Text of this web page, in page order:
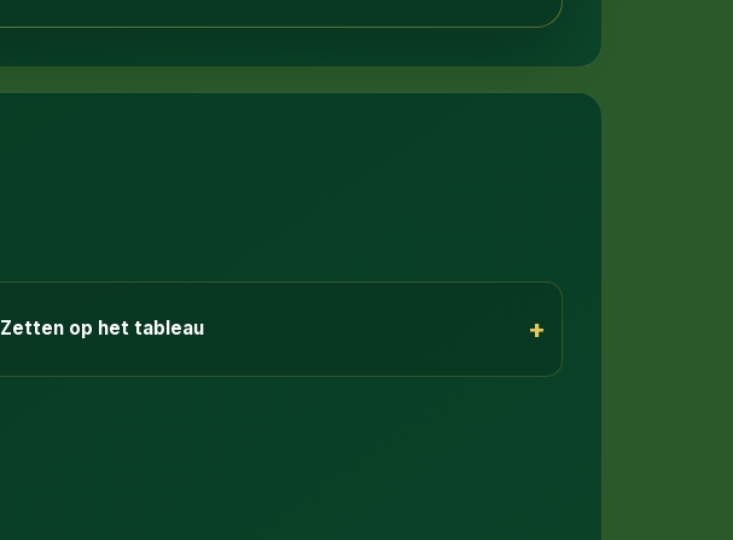
Zetten op het tableau +